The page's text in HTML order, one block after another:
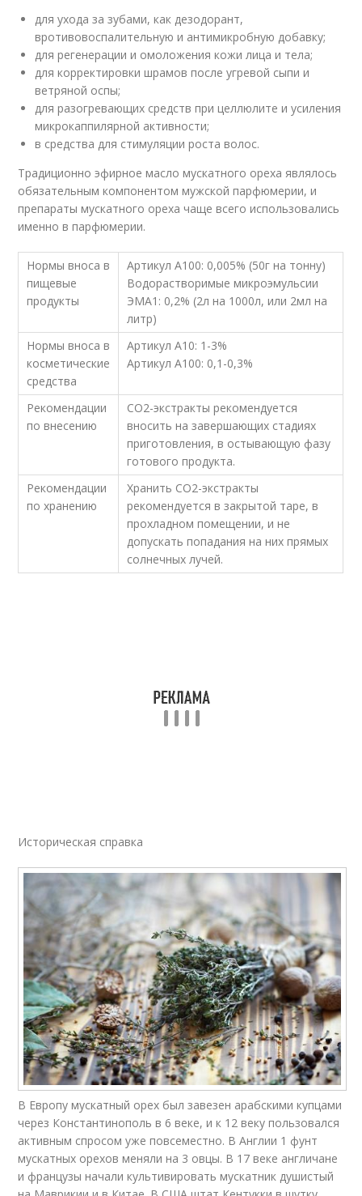
для ухода за зубами, как дезодорант,
вротивовоспалительную и антимикробную добавку;
для регенерации и омоложения кожи лица и тела;
для корректировки шрамов после угревой сыпи и
ветряной оспы;
для разогревающих средств при целлюлите и усиления
микрокаппилярной активности;
в средства для стимуляции роста волос.
Традиционно эфирное масло мускатного ореха являлось
обязательным компонентом мужской парфюмерии, и
препараты мускатного ореха чаще всего использовались
именно в парфюмерии.
Нормы вноса в
пищевые
продукты
Артикул А100: 0,005% (50г на тонну)
Водорастворимые микроэмульсии
ЭМА1: 0,2% (2л на 1000л, или 2мл на
литр)
Нормы вноса в
косметические
средства
Артикул А10: 1-3%
Артикул А100: 0,1-0,3%
Рекомендации
по внесению
СО2-экстракты рекомендуется
вносить на завершающих стадиях
приготовления, в остывающую фазу
готового продукта.
Рекомендации
по хранению
Хранить СО2-экстракты
рекомендуется в закрытой таре, в
прохладном помещении, и не
допускать попадания на них прямых
солнечных лучей.
Историческая справка
В Европу мускатный орех был завезен арабскими купцами
через Константинополь в 6 веке, и к 12 веку пользовался
активным спросом уже повсеместно. В Англии 1 фунт
мускатных орехов меняли на 3 овцы. В 17 веке англичане
и французы начали культивировать мускатник душистый